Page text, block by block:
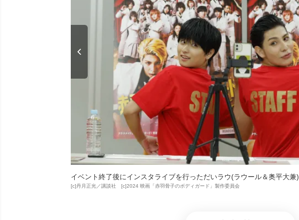
イベント終了後にインスタライブを行っただいラウ(ラウール＆奥平大兼)
[c]丹月正光／講談社 [c]2024 映画「赤羽骨子のボディガード」製作委員会